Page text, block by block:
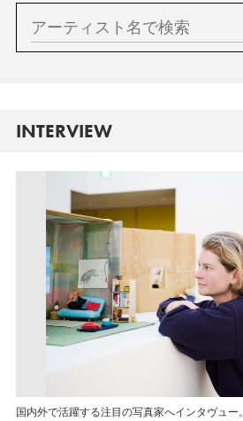
INTERVIEW
国内外で活躍する注目の写真家へインタヴュ